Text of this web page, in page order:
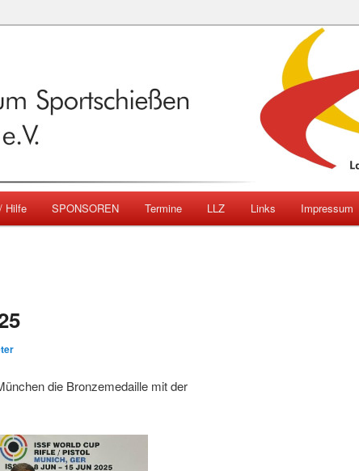
Sportschießen
e.V.
Hilfe SPONSOREN Termine LLZ Links Impressum
die Bronzemedaille mit der